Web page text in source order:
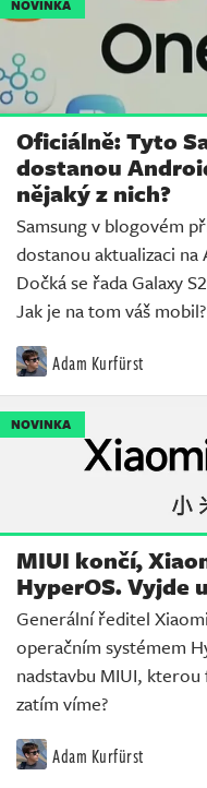
NOVINKA
Oficiálně: Tyto
dostanou
nějaký z nich?
Samsung v blogovém
dostanou aktualizaci na
Dočká se řada Galaxy
Jak je na tom váš mobil?
Adam Kurfürst
NOVINKA
MIUI končí,
HyperOS. Vyjde
Generální ředitel
operačním systémem
nadstavbu MIUI,
zatím víme?
Adam Kurfürst